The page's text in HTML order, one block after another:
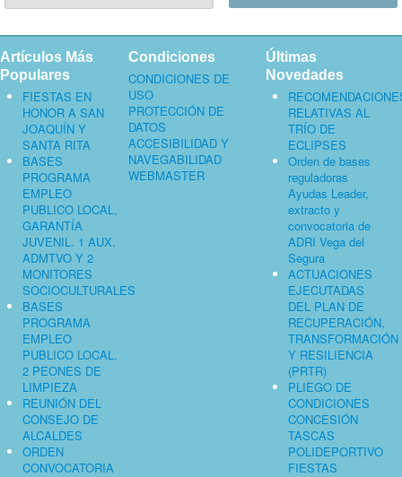
Artículos Más
Populares
FIESTAS EN
HONOR A SAN
JOAQUÍN Y
SANTA RITA
BASES
PROGRAMA
EMPLEO
PUBLICO LOCAL,
GARANTÍA
JUVENIL. 1 AUX.
ADMTVO Y 2
MONITORES
SOCIOCULTURALES
BASES
PROGRAMA
EMPLEO
PUBLICO LOCAL.
2 PEONES DE
LIMPIEZA
REUNIÓN DEL
CONSEJO DE
ALCALDES
ORDEN
CONVOCATORIA
Condiciones
CONDICIONES DE
USO
PROTECCIÓN DE
DATOS
ACCESIBILIDAD Y
NAVEGABILIDAD
WEBMASTER
Últimas
Novedades
RELATIVAS AL
TRÍO DE
ECLIPSES
Orden de bases
reguladoras
Ayudas Leader,
extracto y
convocatoria de
ADRI Vega del
Segura
ACTUACIONES
EJECUTADAS
DEL PLAN DE
RECUPERACIÓN,
TRANSFORMACIÓN
Y RESILIENCIA
(PRTR)
PLIEGO DE
CONDICIONES
CONCESIÓN
TASCAS
POLIDEPORTIVO
FIESTAS